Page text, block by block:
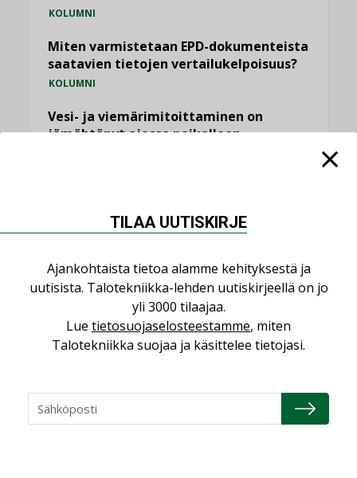
KOLUMNI
Miten varmistetaan EPD-dokumenteista
saatavien tietojen vertailukelpoisuus?
KOLUMNI
Vesi- ja viemärimitoittaminen on
jämähtänyt ajassa paikalleen
NIMITYKSET
Consti
Refair
NIMITYKSET
TILAA UUTISKIRJE
Ajankohtaista tietoa alamme kehityksestä ja
uutisista. Talotekniikka-lehden uutiskirjeellä on jo
yli 3000 tilaajaa.
Lue tietosuojaselosteestamme, miten
Talotekniikka suojaa ja käsittelee tietojasi.